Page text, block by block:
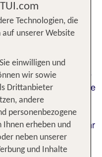
voller Kinderlachen,
erholsamer
ist mehr als eine
zu verbringen.
, staune über neue
amStrand
. Sage
Büro für eine Zeit
deinem
jetzt für das Jahr
fürErinnerungen
Technologien, die
auf unserer Website
einwilligen und
wir sowie
Drittanbieter
andere
personenbezogene
Ihnen erheben und
neben unserer
und Inhalte